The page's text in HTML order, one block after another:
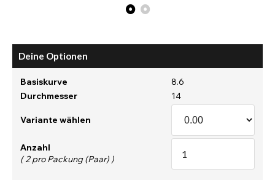
Deine Optionen
Basiskurve
8.6
Durchmesser
14
Variante wählen
Anzahl
( 2 pro Packung (Paar) )